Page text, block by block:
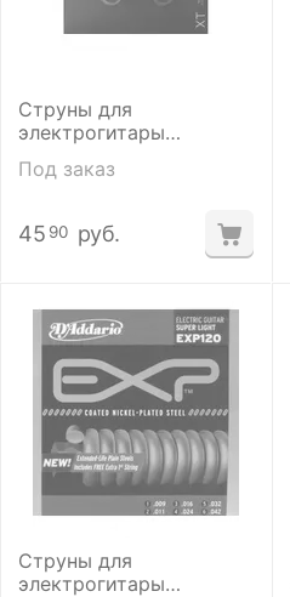
Струны для
электрогитары
Под заказ
45 90 руб.
Струны для
электрогитары